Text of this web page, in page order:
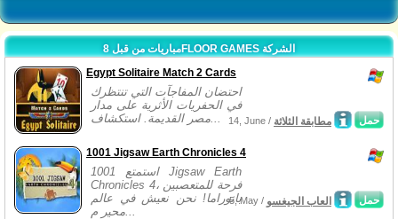
مباريات من قبل 8FLOOR GAMES الشركة
Egypt Solitaire Match 2 Cards
احتضان المفاجآت التي تنتظرك
في الحفريات الأثرية على مدار
مصر القديمة. استكشاف...
حمل 14, June / مطابقة الثلاثة
1001 Jigsaw Earth Chronicles 4
استمتع 1001 Jigsaw Earth
Chronicles 4، فرحة للمتعصبين
بانوراما! نحن نعيش في عالم
محير م...
حمل 5, May / العاب الجيغسو